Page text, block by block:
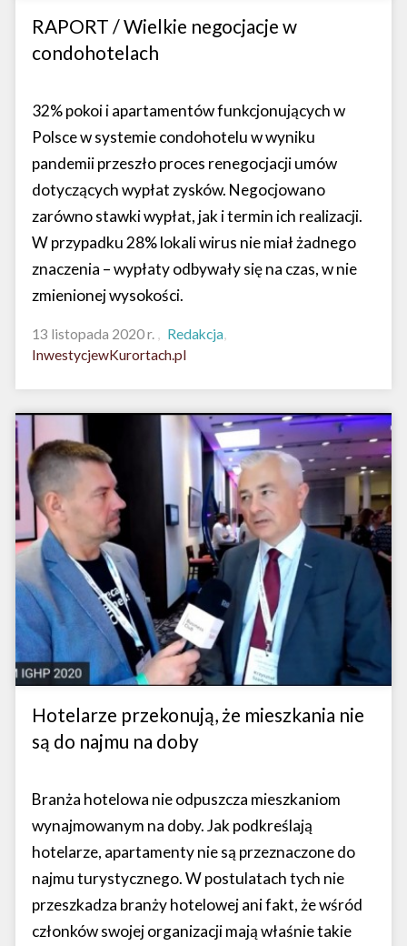
RAPORT / Wielkie negocjacje w
condohotelach
32% pokoi i apartamentów funkcjonujących w
Polsce w systemie condohotelu w wyniku
pandemii przeszło proces renegocjacji umów
dotyczących wypłat zysków. Negocjowano
zarówno stawki wypłat, jak i termin ich realizacji.
W przypadku 28% lokali wirus nie miał żadnego
znaczenia – wypłaty odbywały się na czas, w nie
zmienionej wysokości.
13 listopada 2020 r.
Redakcja
InwestycjewKurortach.pl
Hotelarze przekonują, że mieszkania nie
są do najmu na doby
Branża hotelowa nie odpuszcza mieszkaniom
wynajmowanym na doby. Jak podkreślają
hotelarze, apartamenty nie są przeznaczone do
najmu turystycznego. W postulatach tych nie
przeszkadza branży hotelowej ani fakt, że wśród
członków swojej organizacji mają właśnie takie